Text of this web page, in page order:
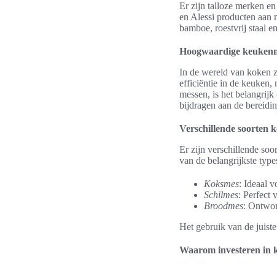
Er zijn talloze merken
en Alessi producten aan
bamboe, roestvrij staal
Hoogwaardige
In de wereld van koken
efficiëntie in de keuken,
messen, is het
bijdragen aan de
Verschillende soorten
Er zijn verschillende
van de belangrijkste
Koksmes: Ideaal
Schilmes: Perfect
Broodmes:
Het gebruik van de
Waarom investeren in